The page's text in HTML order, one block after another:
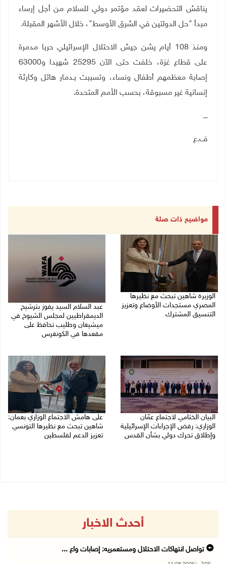
يناقش التحضيرات لعقد مؤتمر دولي للسلام من أجل إرساء
مبدأ "حل الدولتين في الشرق الأوسط"، خلال الأشهر المقبلة.
ومنذ 108 أيام يشن جيش الاحتلال الإسرائيلي حربا مدمرة
على قطاع غزة، خلفت حتى الآن 25295 شهيدا و63000
إصابة معظمهم أطفال ونساء، وتسببت بـدمار هائل وكارثة
إنسانية غير مسبوقة، بحسب الأمم المتحدة.
ــــ
ف.ع
مواضيع ذات صلة
الوزيرة شاهين تبحث مع نظيرها
المصري مستجدات الأوضاع وتعزيز
التنسيق المشترك
عبد السلام السيد يفوز بترشيح
الديمقراطيين لمجلس الشيوخ في
ميشيغان وطليب تحافظ على
مقعدها في الكونغرس
البيان الختامي لاجتماع عمّان
الوزاري: رفض الإجراءات الإسرائيلية
وإطلاق تحرك دولي بشأن القدس
على هامش الاجتماع الوزاري بعمان:
شاهين تبحث مع نظيرها التونسي
تعزيز الدعم لفلسطين
أحدث الاخبار
تواصل انتهاكات الاحتلال ومستعمريه: إصابات واع ...